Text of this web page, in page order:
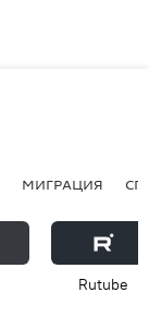
МИГРАЦИЯ
Rutube